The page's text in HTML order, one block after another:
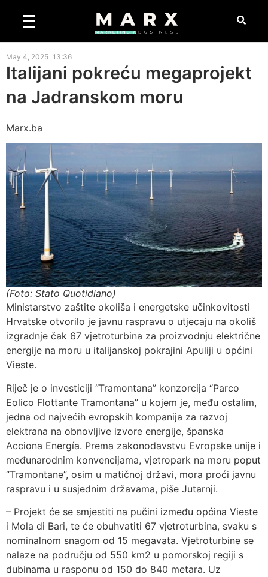
May 4, 2025 13:36
Italijani pokreću megaprojekt
na Jadranskom moru
Marx.ba
(Foto: Stato Quotidiano)
Ministarstvo zaštite okoliša i energetske učinkovitosti
Hrvatske otvorilo je javnu raspravu o utjecaju na okoliš
izgradnje čak 67 vjetroturbina za proizvodnju električne
energije na moru u italijanskoj pokrajini Apuliji u općini
Vieste.
Riječ je o investiciji “Tramontana” konzorcija “Parco
Eolico Flottante Tramontana” u kojem je, među ostalim,
jedna od najvećih evropskih kompanija za razvoj
elektrana na obnovljive izvore energije, španska
Acciona Energía. Prema zakonodavstvu Evropske unije i
međunarodnim konvencijama, vjetropark na moru poput
“Tramontane”, osim u matičnoj državi, mora proći javnu
raspravu i u susjednim državama, piše Jutarnji.
– Projekt će se smjestiti na pučini između općina Vieste
i Mola di Bari, te će obuhvatiti 67 vjetroturbina, svaku s
nominalnom snagom od 15 megavata. Vjetroturbine se
nalaze na području od 550 km2 u pomorskoj regiji s
dubinama u rasponu od 150 do 840 metara. Uz